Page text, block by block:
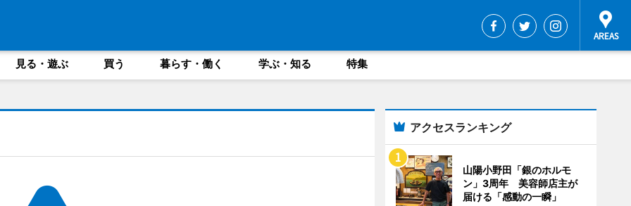
見る・遊ぶ 買う 暮らす・働く 学ぶ・知る 特集
アクセスランキング
山陽小野田「銀のホルモ
ン」3周年 美容師店主が
届ける「感動の一瞬」